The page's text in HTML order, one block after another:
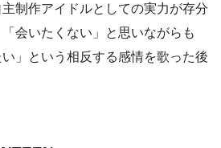
制作アイドルとしての実力が存分
会いたくない」と思いながらも
い」という相反する感情を歌った後